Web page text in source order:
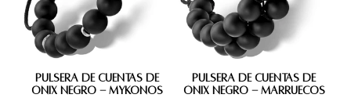
PULSERA DE CUENTAS DE
ÓNIX NEGRO - MYKONOS
PULSERA DE CUENTAS DE
ÓNIX NEGRO - MARRUECOS